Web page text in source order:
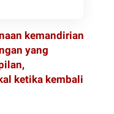
kemandirian
yang
ketika kembali